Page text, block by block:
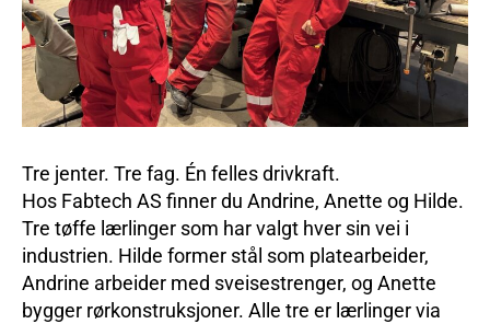
Tre jenter. Tre fag. Én felles drivkraft.
Hos Fabtech AS finner du Andrine, Anette og Hilde.
Tre tøffe lærlinger som har valgt hver sin vei i
industrien. Hilde former stål som platearbeider,
Andrine arbeider med sveisestrenger, og Anette
bygger rørkonstruksjoner. Alle tre er lærlinger via